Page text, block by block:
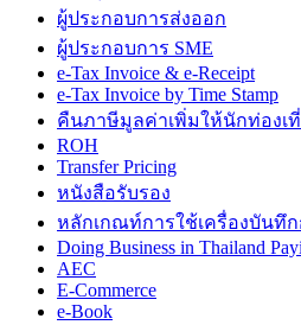
ผู้ประกอบการส่งออก
ผู้ประกอบการ SME
e-Tax Invoice & e-Receipt
e-Tax Invoice by Time Stamp
คืนภาษีมูลค่าเพิ่มให้นักท่องเ
ROH
Transfer Pricing
หนังสือรับรอง
หลักเกณท์การใช้เครื่องบันทึก
Doing Business in Thailand
AEC
E-Commerce
e-Book